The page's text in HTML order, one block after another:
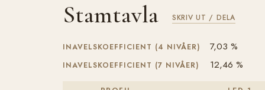
Stamtavla SKRIV UT / DELA
INAVELSKOEFFICIENT (4 NIVÅER) 7,03 %
INAVELSKOEFFICIENT (7 NIVÅER) 12,46 %